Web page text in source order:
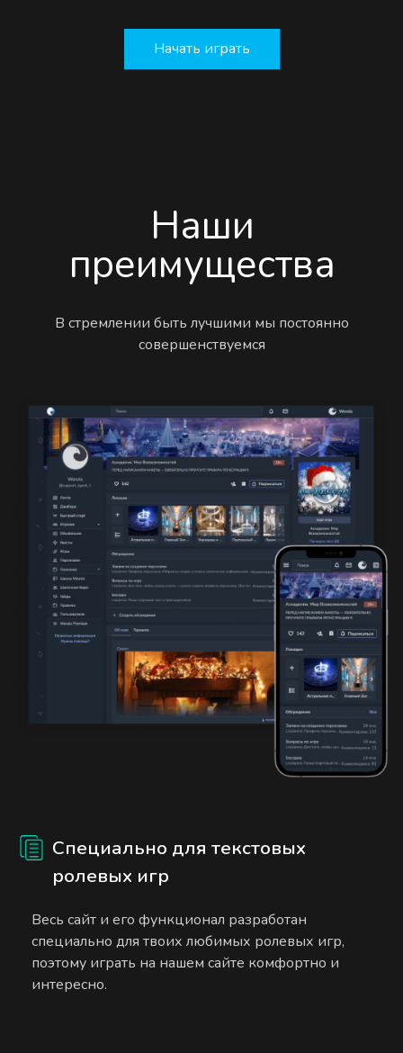
Начать играть
Наши
преимущества
В стремлении быть лучшими мы постоянно
совершенствуемся
Специально для текстовых
ролевых игр
Весь сайт и его функционал разработан
специально для твоих любимых ролевых игр,
поэтому играть на нашем сайте комфортно и
интересно.